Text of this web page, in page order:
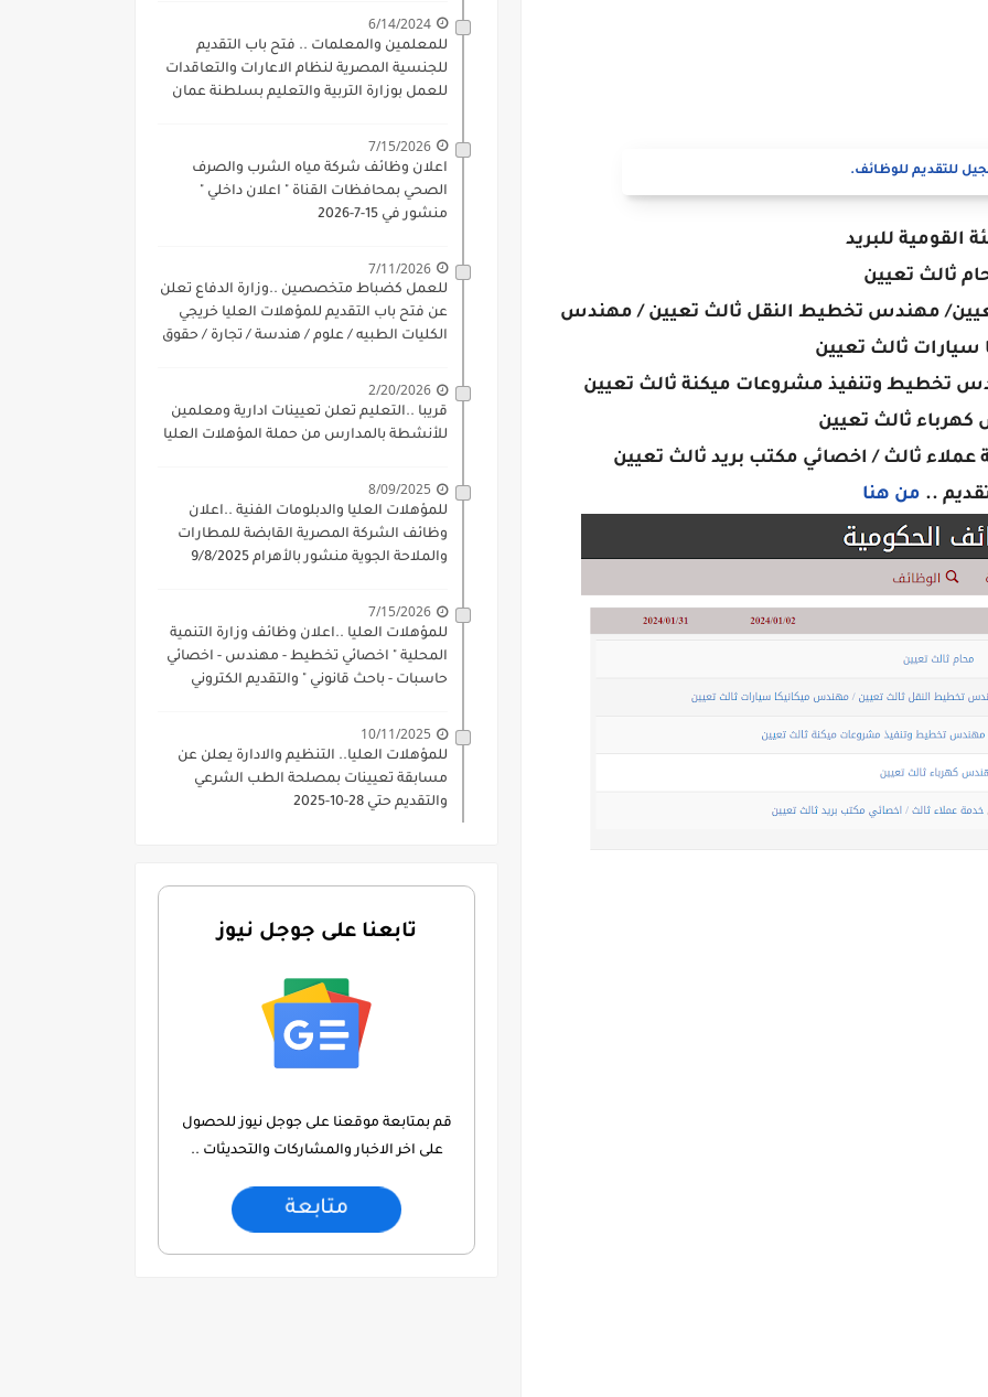
للتقديم للوظائف.
القومية للبريد
ثالث تعيين
مهندس تخطيط النقل ثالث تعيين / مهندس
سيارات ثالث تعيين
تخطيط وتنفيذ مشروعات ميكنة ثالث تعيين
ثالث تعيين
عملاء ثالث / اخصائي مكتب بريد ثالث تعيين
.. من هنا
6/14/2024
للمعلمين والمعلمات .. فتح باب التقديم
للجنسية المصرية لنظام الاعارات والتعاقدات
للعمل بوزارة التربية والتعليم بسلطنة عمان
7/15/2026
اعلان وظائف شركة مياه الشرب والصرف
الصحي بمحافظات القناة " اعلان داخلي "
منشور في 15-7-2026
7/11/2026
للعمل كضباط متخصصين ..وزارة الدفاع تعلن
عن فتح باب التقديم للمؤهلات العليا خريجي
الكليات الطبيه / علوم / هندسة / تجارة / حقوق
2/20/2026
قريبا ..التعليم تعلن تعيينات ادارية ومعلمين
للأنشطة بالمدارس من حملة المؤهلات العليا
8/09/2025
للمؤهلات العليا والدبلومات الفنية ..اعلان
وظائف الشركة المصرية القابضة للمطارات
والملاحة الجوية منشور بالأهرام 9/8/2025
7/15/2026
للمؤهلات العليا ..اعلان وظائف وزارة التنمية
المحلية " اخصائي تخطيط - مهندس - اخصائي
حاسبات - باحث قانوني " والتقديم الكتروني
10/11/2025
للمؤهلات العليا.. التنظيم والادارة يعلن عن
مسابقة تعيينات بمصلحة الطب الشرعي
والتقديم حتي 28-10-2025
تابعنا على جوجل نيوز
قم بمتابعة موقعنا على جوجل نيوز للحصول
على اخر الاخبار والمشاركات والتحديثات ..
متابعة